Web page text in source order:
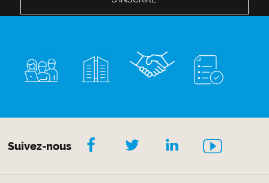
Suivez-nous